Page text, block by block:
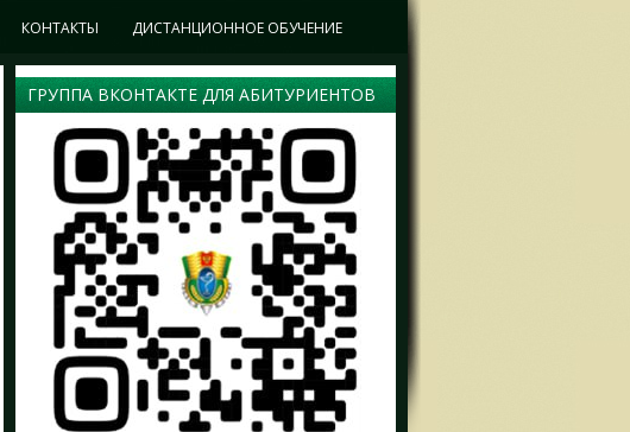
КОНТАКТЫ ДИСТАНЦИОННОЕ ОБУЧЕНИЕ
ГРУППА ВКОНТАКТЕ ДЛЯ АБИТУРИЕНТОВ